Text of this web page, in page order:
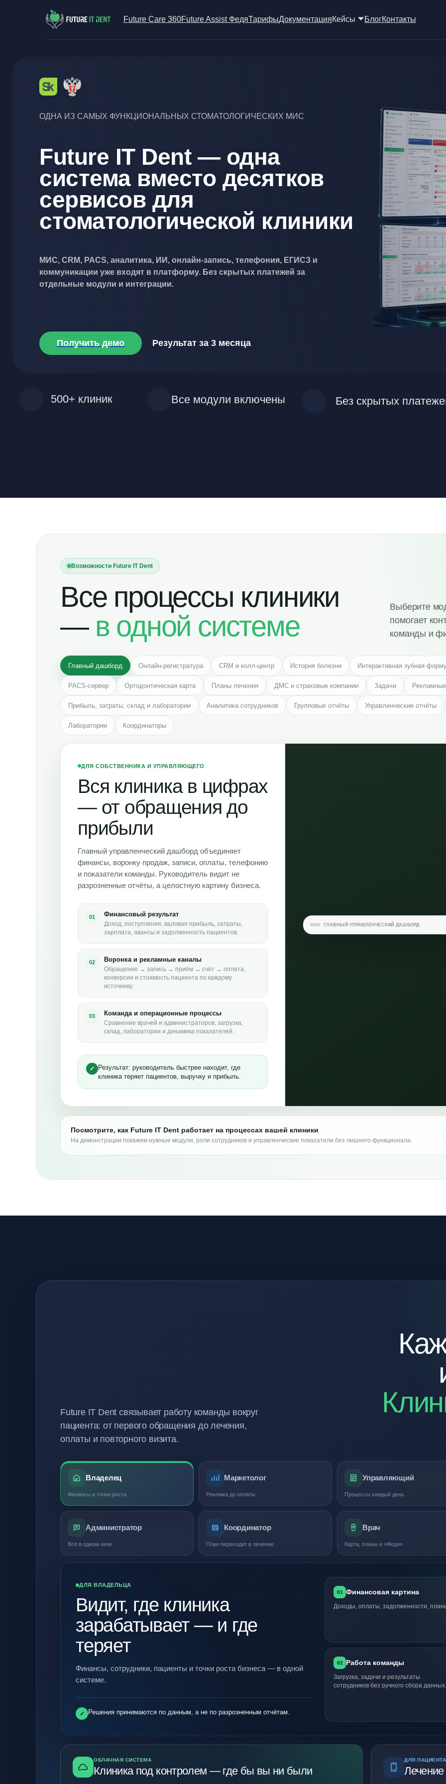
Future Care 360Future Assist ФедяТарифыДокументацияКейсы 🞃БлогКонтакты
500+ клиник Без скрытых
Все модули включены
Результат за 3 месяца
Получить демо
МИС, CRM, PACS, аналитика, ИИ, онлайн-запись, телефония, ЕГИСЗ и
коммуникации уже входят в платформу. Без скрытых платежей за
отдельные модули и интеграции.
Future IT Dent — одна
система вместо десятков
сервисов для
стоматологической клиники
ОДНА ИЗ САМЫХ ФУНКЦИОНАЛЬНЫХ СТОМАТОЛОГИЧЕСКИХ МИС
Возможности Future IT Dent
Все процессы клиники
— в одной системе
Выберите
помогает
команды и
Главный дашборд Онлайн-регистратура CRM и колл-центр История болезни Интерактивная зубная
PACS-сервер Ортодонтическая карта Планы лечения ДМС и страховые компании Задачи
Прибыль, затраты, склад и лаборатории Аналитика сотрудников Групповые отчёты Управленческие отчёты
Лаборатории Координаторы
ДЛЯ СОБСТВЕННИКА И УПРАВЛЯЮЩЕГО
Вся клиника в цифрах
— от обращения до
прибыли
Главный управленческий дашборд объединяет
финансы, воронку продаж, записи, оплаты, телефонию
и показатели команды. Руководитель видит не
разрозненные отчёты, а целостную картину бизнеса.
01 Финансовый результат
Доход, поступления, валовая прибыль, затраты,
зарплата, авансы и задолженность пациентов.
02 Воронка и рекламные каналы
Обращение → запись → приём → счёт → оплата,
конверсии и стоимость пациента по каждому
источнику.
03 Команда и операционные процессы
Сравнение врачей и администраторов, загрузка,
склад, лаборатории и динамика показателей.
✓
Результат: руководитель быстрее находит, где
клиника теряет пациентов, выручку и прибыль.
ГЛАВНЫЙ УПРАВЛЕНЧЕСКИЙ ДАШБОРД
Посмотрите, как Future IT Dent работает на процессах вашей клиники
На демонстрации покажем нужные модули, роли сотрудников и управленческие показатели без лишнего функционала.
Future IT Dent связывает работу команды вокруг
пациента: от первого обращения до лечения,
оплаты и повторного визита.
Владелец
Финансы и точки роста
Маркетолог
Реклама до оплаты
Управляющий
Процессы каждый день
Администратор
Всё в одном окне
Координатор
План переходит в лечение
Врач
Карта, планы и «Федя»
ДЛЯ ВЛАДЕЛЬЦА
Видит, где клиника
зарабатывает — и где
теряет
Финансы, сотрудники, пациенты и точки роста бизнеса — в одной
системе.
✓ Решения принимаются по данным, а не по разрозненным отчётам.
01 Финансовая картина
Доходы, оплаты, задолженности,
02 Работа команды
Загрузка, задачи и результаты
сотрудников без ручного сбора
ОБЛАЧНАЯ СИСТЕМА
Клиника под контролем — где бы вы ни были
ДЛЯ ПАЦИЕНТА